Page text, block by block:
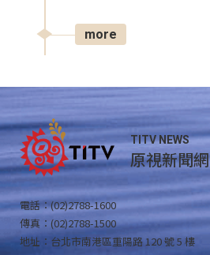
more
TITV NEWS
原視新聞網
電話：(02)2788-1600
傳真：(02)2788-1500
地址：台北市南港區重陽路 120 號 5 樓